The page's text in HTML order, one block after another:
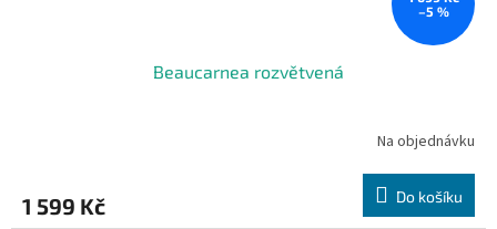
–5 %
Beaucarnea rozvětvená
Na objednávku
1 599 Kč Do košíku